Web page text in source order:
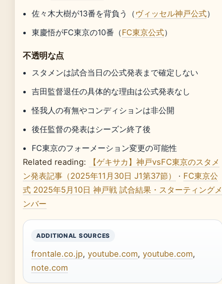
佐々木大樹が13番を背負う（ ヴィッセル神戸公式）
東慶悟がFC東京の10番（FC東京公式）
不透明な点
スタメンは試合当日の公式発表まで確定しない
吉田監督退任の具体的な理由は公式発表なし
怪我人の有無やコンディションは非公開
後任監督の発表はシーズン終了後
FC東京のフォーメーション変更の可能性
Related reading:
【ゲキサカ】神戸vsFC東京のスタメ
ン発表記事（2025年11月30日 J1第37節）
· FC東京公
式 2025年5月10日 神戸戦 試合結果・スターティングメ
ンバー
ADDITIONAL SOURCES
frontale.co.jp, youtube.com, youtube.com,
note.com